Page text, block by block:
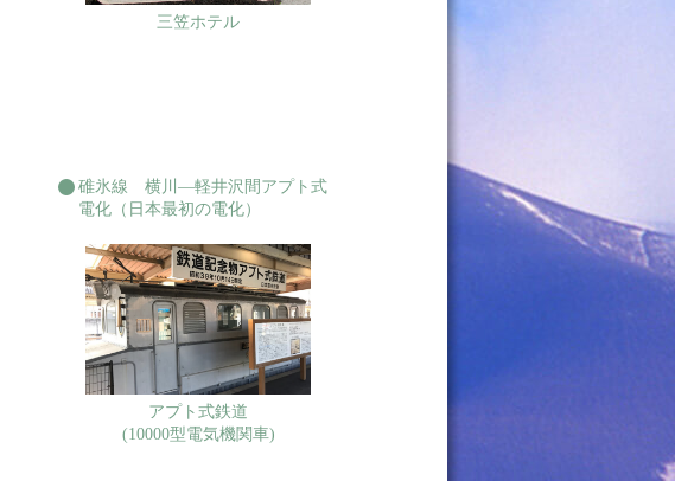
三笠ホテル
碓氷線 横川―軽井沢間アプト式
電化（日本最初の電化）
アプト式鉄道
(10000型電気機関車)